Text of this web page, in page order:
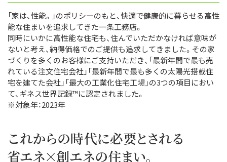
「家は、性能。」のポリシーのもと、快適で健康的に暮らせる高性
能な住まいを追求してきた一条工務店。
同時にいかに高性能な住宅も、住んでいただかなければ意味が
ないと考え、納得価格でのご提供も追求してきました。その家
づくりを多くのお客様にご支持いただき、「最新年間で最も売
れている注文住宅会社」「最新年間で最も多くの太陽光搭載住
宅を建てた会社」「最大の工業化住宅工場」の3つの項目におい
て、ギネス世界記録™に認定されました。
※対象年：2023年